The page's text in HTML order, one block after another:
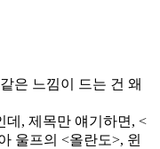
은 느낌이 드는 건 왜
데, 제목만 얘기하면, <
울프의 <올란도>, 윈